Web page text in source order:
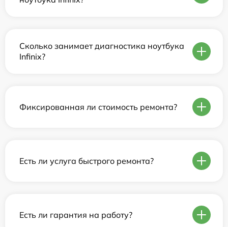
Сколько занимает диагностика ноутбука
Infinix?
Фиксированная ли стоимость ремонта?
Есть ли услуга быстрого ремонта?
Есть ли гарантия на работу?